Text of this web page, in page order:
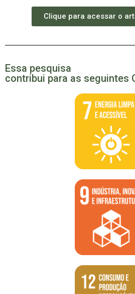
Clique para acessar o
Essa pesquisa
contribui para as seguintes